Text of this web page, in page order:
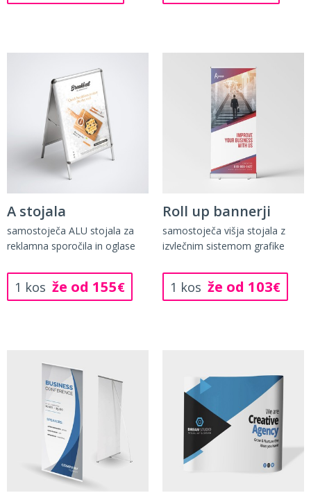
A stojala
samostoječa ALU stojala za
reklamna sporočila in oglase
1 kos že od 155€
Roll up bannerji
samostoječa višja stojala z
izvlečnim sistemom grafike
1 kos že od 103€